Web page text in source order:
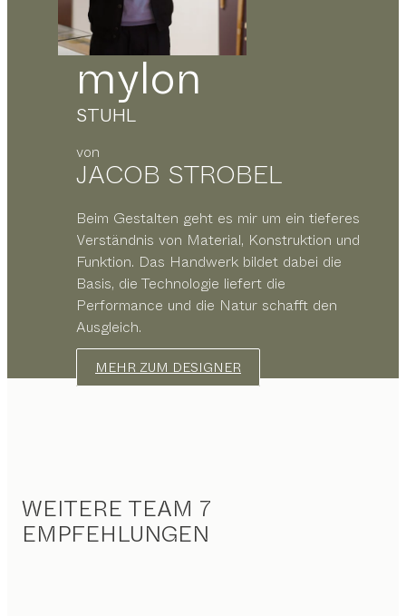
mylon
STUHL
von
JACOB STROBEL
Beim Gestalten geht es mir um ein tieferes
Verständnis von Material, Konstruktion und
Funktion. Das Handwerk bildet dabei die
Basis, die Technologie liefert die
Performance und die Natur schafft den
Ausgleich.
MEHR ZUM DESIGNER
WEITERE TEAM 7
EMPFEHLUNGEN